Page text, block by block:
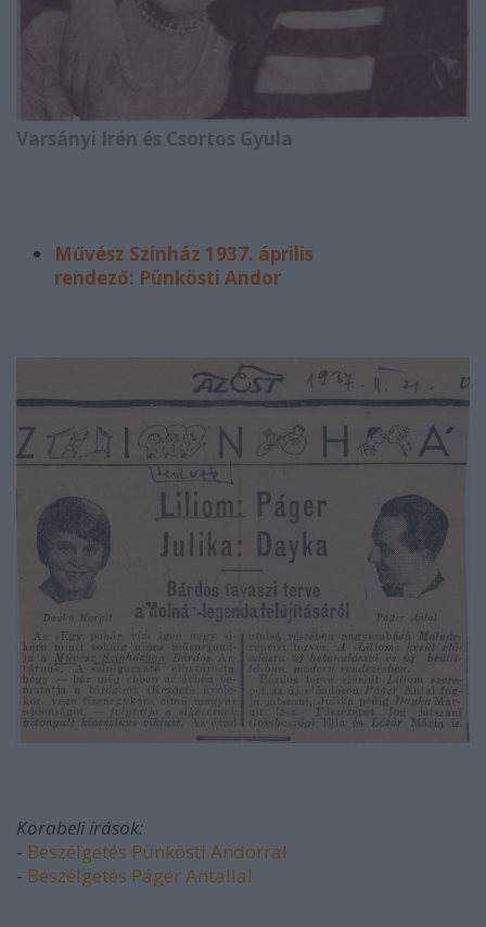
Varsányi Irén és Csortos Gyula
Művész Színház 1937. április
rendező: Pünkösti Andor
Korabeli írások:
- Beszélgetés Pünkösti Andorral
- Beszélgetés Páger Antallal